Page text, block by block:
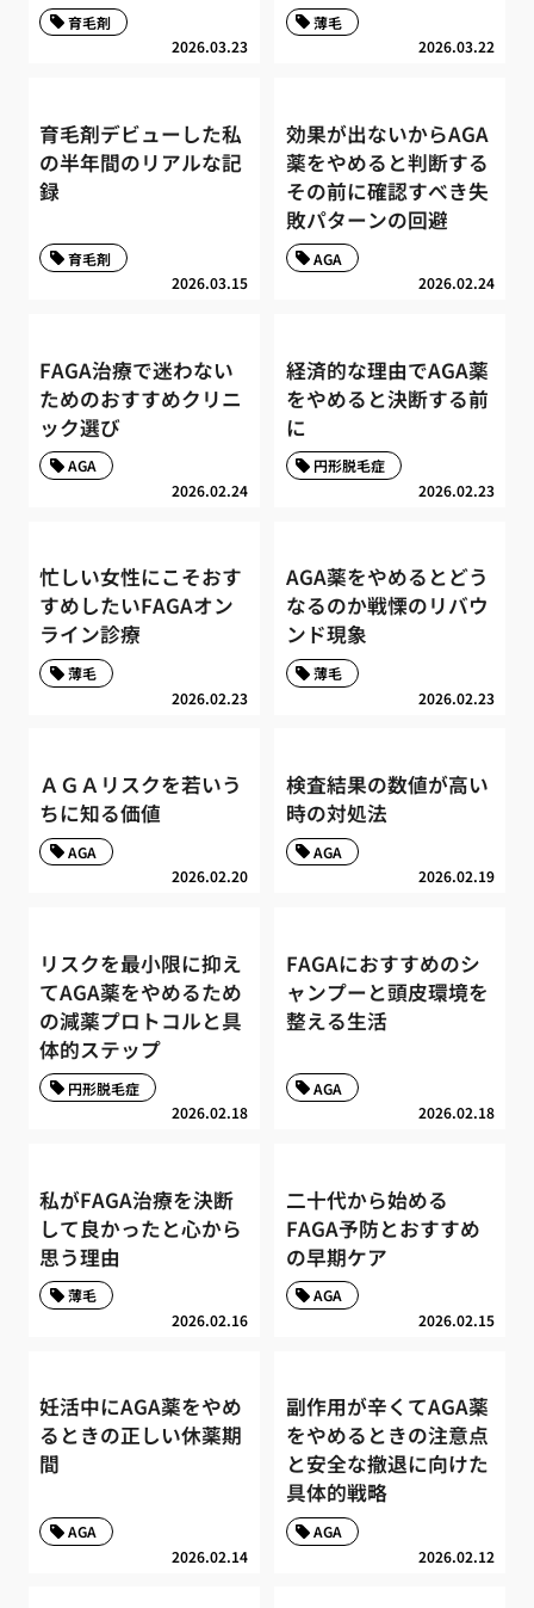
2026.03.23
育毛剤
2026.03.22
薄毛
育毛剤デビューした私
の半年間のリアルな記
録
2026.03.15
育毛剤
効果が出ないからAGA
薬をやめると判断する
その前に確認すべき失
敗パターンの回避
2026.02.24
AGA
FAGA治療で迷わない
ためのおすすめクリニ
ック選び
2026.02.24
AGA
経済的な理由でAGA薬
をやめると決断する前
に
2026.02.23
円形脱毛症
忙しい女性にこそおす
すめしたいFAGAオン
ライン診療
2026.02.23
薄毛
AGA薬をやめるとどう
なるのか戦慄のリバウ
ンド現象
2026.02.23
薄毛
ＡＧＡリスクを若いう
ちに知る価値
2026.02.20
AGA
検査結果の数値が高い
時の対処法
2026.02.19
AGA
リスクを最小限に抑え
てAGA薬をやめるため
の減薬プロトコルと具
体的ステップ
2026.02.18
円形脱毛症
FAGAにおすすめのシ
ャンプーと頭皮環境を
整える生活
2026.02.18
AGA
私がFAGA治療を決断
して良かったと心から
思う理由
2026.02.16
薄毛
二十代から始める
FAGA予防とおすすめ
の早期ケア
2026.02.15
AGA
妊活中にAGA薬をやめ
るときの正しい休薬期
間
2026.02.14
AGA
副作用が辛くてAGA薬
をやめるときの注意点
と安全な撤退に向けた
具体的戦略
2026.02.12
AGA